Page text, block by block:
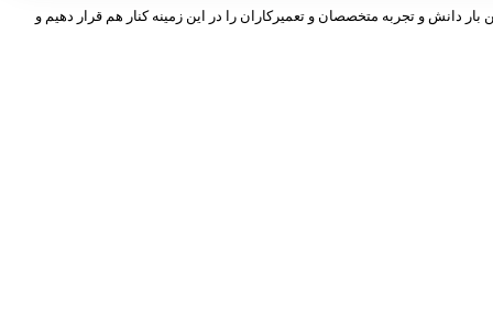
دانش و تجربه متخصصان و تعمیرکاران را در این زمینه کنار هم قرار دهیم و